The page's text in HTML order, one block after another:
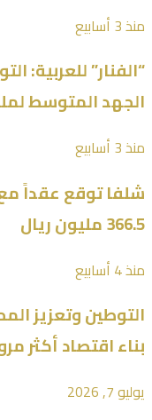
منذ 3 أسابيع
“الفنار” للعربية:
الجهد المتوسط
منذ 3 أسابيع
شلفا توقع عقداً
366.5 مليون ريال
منذ 4 أسابيع
التوطين وتعزيز
بناء اقتصاد أكثر
يوليو 7, 2026